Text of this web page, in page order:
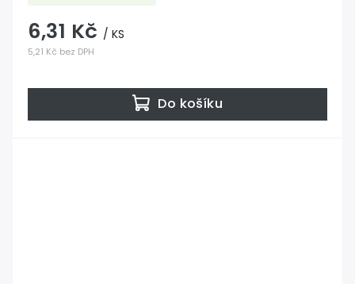
5,21 Kč bez DPH
6,31 Kč / KS
Do košíku